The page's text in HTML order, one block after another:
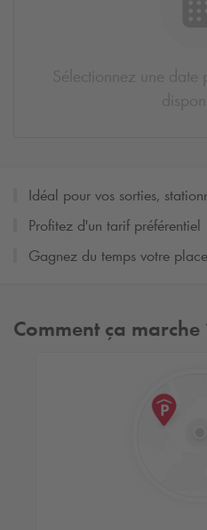
Idéal pour vos sorties,
Profitez d'un tarif préférentiel
Gagnez du temps votre
Comment ça marche